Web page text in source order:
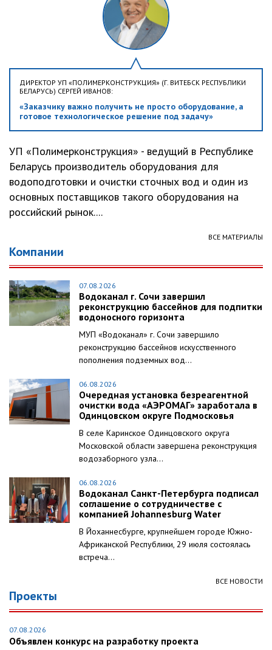
ДИРЕКТОР УП «ПОЛИМЕРКОНСТРУКЦИЯ» (Г. ВИТЕБСК РЕСПУБЛИКИ
БЕЛАРУСЬ) СЕРГЕЙ ИВАНОВ:
«Заказчику важно получить не просто оборудование, а
готовое технологическое решение под задачу»
УП «Полимерконструкция» - ведущий в Республике
Беларусь производитель оборудования для
водоподготовки и очистки сточных вод и один из
основных поставщиков такого оборудования на
российский рынок....
ВСЕ МАТЕРИАЛЫ
Компании
07.08.2026
Водоканал г. Сочи завершил
реконструкцию бассейнов для подпитки
водоносного горизонта
МУП «Водоканал» г. Сочи завершило
реконструкцию бассейнов искусственного
пополнения подземных вод...
06.08.2026
Очередная установка безреагентной
очистки вода «АЭРОМАГ» заработала в
Одинцовском округе Подмосковья
В селе Каринское Одинцовского округа
Московской области завершена реконструкция
водозаборного узла...
06.08.2026
Водоканал Санкт-Петербурга подписал
соглашение о сотрудничестве с
компанией Johannesburg Water
В Йоханнесбурге, крупнейшем городе Южно-
Африканской Республики, 29 июля состоялась
встреча...
ВСЕ НОВОСТИ
Проекты
07.08.2026
Объявлен конкурс на разработку проекта